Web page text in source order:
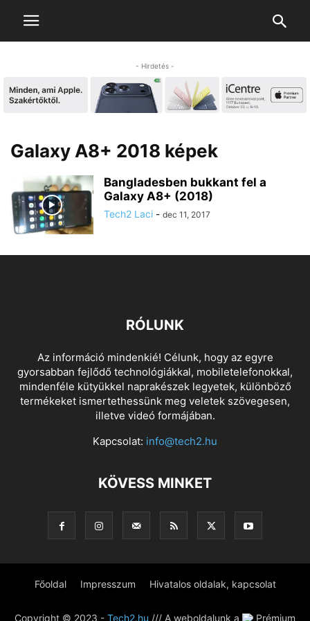
- Hirdetés -
Galaxy A8+ 2018 képek
Bangladesben bukkant fel a
Galaxy A8+ (2018)
Tech2 Laci - dec 11, 2017
RÓLUNK
Az információ mindenkié! Célunk, hogy az egyre
gyorsabban fejlődő technológiákkal, mobiletelefonokkal,
mindenféle kütyükkel naprakészek legyetek, különböző
termékeket ismertethessünk meg veletek szövegesen,
illetve videó formájában.
Kapcsolat: info@tech2.hu
KÖVESS MINKET
Főoldal Impresszum Hivatalos oldalak, kapcsolat
Copyright © 2023 - Tech2.hu /// A weboldalunk a Prémium